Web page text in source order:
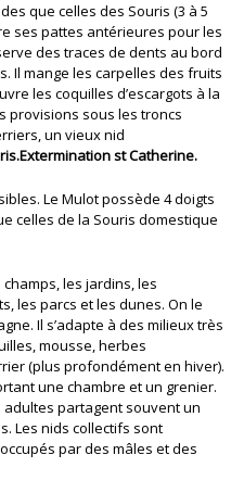
que celles des Souris (3 à 5
ses pattes antérieures pour les
des traces de dents au bord
Il mange les carpelles des fruits
les coquilles d’escargots à la
provisions sous les troncs
un vieux nid
st Catherine.
Le Mulot possède 4 doigts
celles de la Souris domestique
les jardins, les
les parcs et les dunes. On le
Il s’adapte à des milieux très
mousse, herbes
(plus profondément en hiver).
une chambre et un grenier.
partagent souvent un
Les nids collectifs sont
par des mâles et des